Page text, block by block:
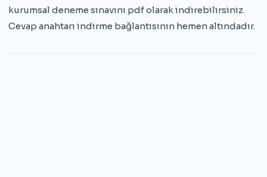
kurumsal deneme sınavını pdf olarak indirebilirsiniz.
Cevap anahtarı indirme bağlantısının hemen altındadır.